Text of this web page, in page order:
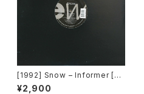
[1992] Snow – Informer [Ea
stWest Records America]
¥2,900